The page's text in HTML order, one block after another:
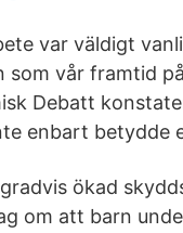
var väldigt
som vår framtid
Debatt
enbart betydde
ökad
om att barn